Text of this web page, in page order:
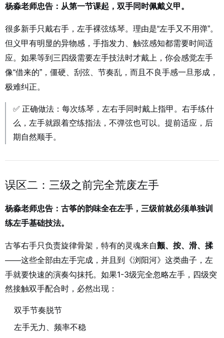
杨淼老师忠告：从第一节课起，双手同时佩戴义甲。
很多新手只戴右手，左手裸弦练琴。理由是“左手又不用弹”。
但义甲有明显的异物感，手指发力、触弦感知都需要时间适
应。如果等到三四级需要左手技法时才戴上，你会感觉左手
像“借来的”，僵硬、刮弦、节奏乱，而且不良手感一旦形成，
极难纠正。
✅ 正确做法：每次练琴，左右手同时戴上指甲。右手练什
么，左手就跟着空练指法，不弹弦也可以。提前适应，后
期自然顺手。
误区二：三级之前完全荒废左手
杨淼老师忠告：古筝的韵味全在左手，三级前就必须单独训
练左手基础技法。
古筝右手只负责旋律骨架，特有的灵魂来自颤、按、滑、揉
——这些全部由左手完成， 并且到《浏阳河》这类曲子，左
手就要快速的演奏勾抹托。如果1-3级完全忽略左手，四级突
然接触双手配合时，必然出现：
双手节奏脱节
左手无力、频率不稳